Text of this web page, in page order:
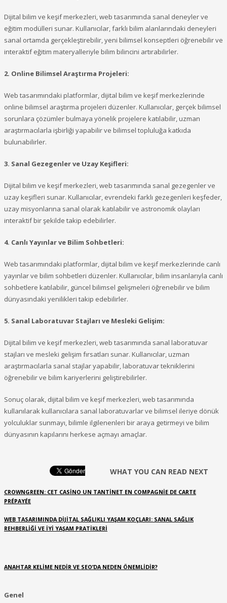
Dijital bilim ve keşif merkezleri, web tasarımında sanal deneyler ve
eğitim modülleri sunar. Kullanıcılar, farklı bilim alanlarındaki deneyleri
sanal ortamda gerçekleştirebilir, yeni bilimsel konseptleri öğrenebilir ve
interaktif eğitim materyalleriyle bilim bilincini artırabilirler.
2. Online Bilimsel Araştırma Projeleri:
Web tasarımındaki platformlar, dijital bilim ve keşif merkezlerinde
online bilimsel araştırma projeleri düzenler. Kullanıcılar, gerçek bilimsel
sorunlara çözümler bulmaya yönelik projelere katılabilir, uzman
araştırmacılarla işbirliği yapabilir ve bilimsel topluluğa katkıda
bulunabilirler.
3. Sanal Gezegenler ve Uzay Keşifleri:
Dijital bilim ve keşif merkezleri, web tasarımında sanal gezegenler ve
uzay keşifleri sunar. Kullanıcılar, evrendeki farklı gezegenleri keşfeder,
uzay misyonlarına sanal olarak katılabilir ve astronomik olayları
interaktif bir şekilde takip edebilirler.
4. Canlı Yayınlar ve Bilim Sohbetleri:
Web tasarımındaki platformlar, dijital bilim ve keşif merkezlerinde canlı
yayınlar ve bilim sohbetleri düzenler. Kullanıcılar, bilim insanlarıyla canlı
sohbetlere katılabilir, güncel bilimsel gelişmeleri öğrenebilir ve bilim
dünyasındaki yenilikleri takip edebilirler.
5. Sanal Laboratuvar Stajları ve Mesleki Gelişim:
Dijital bilim ve keşif merkezleri, web tasarımında sanal laboratuvar
stajları ve mesleki gelişim fırsatları sunar. Kullanıcılar, uzman
araştırmacılarla sanal stajlar yapabilir, laboratuvar tekniklerini
öğrenebilir ve bilim kariyerlerini geliştirebilirler.
Sonuç olarak, dijital bilim ve keşif merkezleri, web tasarımında
kullanılarak kullanıcılara sanal laboratuvarlar ve bilimsel ileriye dönük
yolculuklar sunmayı, bilimle ilgilenenleri bir araya getirmeyi ve bilim
dünyasının kapılarını herkese açmayı amaçlar.
WHAT YOU CAN READ NEXT
CROWNGREEN: CET CASINO UN TANTINET EN COMPAGNIE DE CARTE
PRÉPAYÉE
WEB TASARIMINDA DIJITAL SAĞLIKLI YAŞAM KOÇLARI: SANAL SAĞLIK
REHBERLIĞI VE İYI YAŞAM PRATIKLERI
ANAHTAR KELIME NEDIR VE SEO’DA NEDEN ÖNEMLIDIR?
Genel